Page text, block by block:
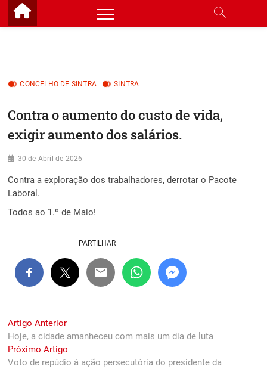
Skip
CONCELHO DE SINTRA SINTRA
Contra o aumento do custo de vida,
exigir aumento dos salários.
30 de Abril de 2026
Contra a exploração dos trabalhadores, derrotar o Pacote
Laboral.
Todos ao 1.º de Maio!
PARTILHAR
Navegação
de
artigos
Artigo AnteriorPrevious
post:
Hoje, a cidade amanheceu com mais um dia de luta
Próximo Artigo
post:
Voto de repúdio à ação persecutória do presidente da